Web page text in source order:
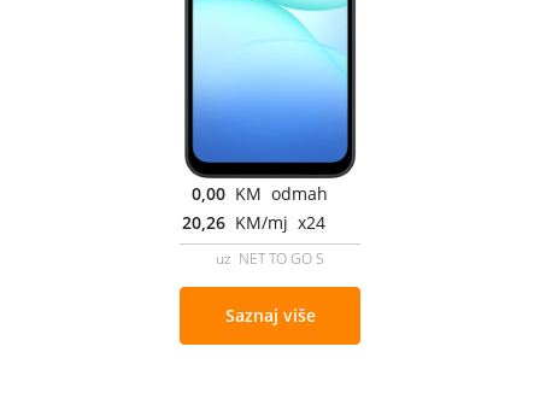
0,00 KM odmah
20,26 KM/mj x24
uz NET TO GO S
Saznaj više